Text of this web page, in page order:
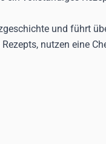
und führt
nutzen eine